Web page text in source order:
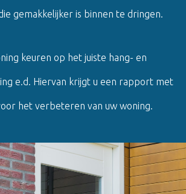
gemakkelijker is binnen te dringen.
keuren op het juiste hang- en
e.d. Hiervan krijgt u een rapport met
het verbeteren van uw woning.